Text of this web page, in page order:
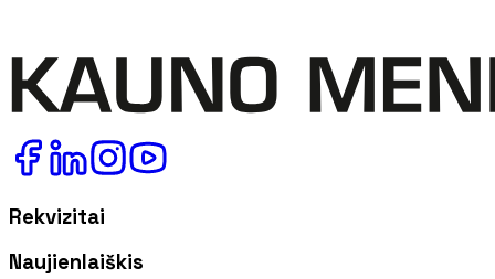
Rekvizitai
Naujienlaiškis